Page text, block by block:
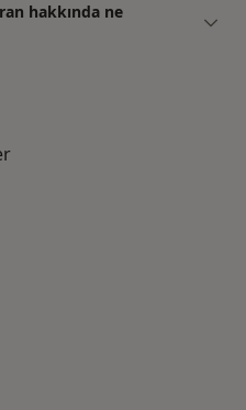
hakkında ne